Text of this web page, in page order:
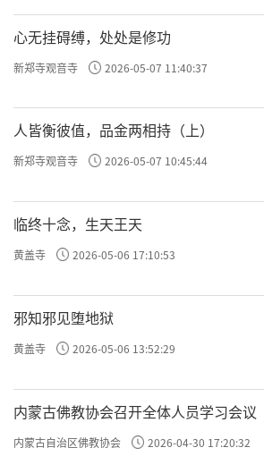
心无挂碍缚，处处是修功
新郑寺观音寺 2026-05-07 11:40:37
人皆衡彼值，品金两相持（上）
新郑寺观音寺 2026-05-07 10:45:44
临终十念，生天王天
黄盖寺 2026-05-06 17:10:53
邪知邪见堕地狱
黄盖寺 2026-05-06 13:52:29
内蒙古佛教协会召开全体人员学习会议
内蒙古自治区佛教协会 2026-04-30 17:20:32